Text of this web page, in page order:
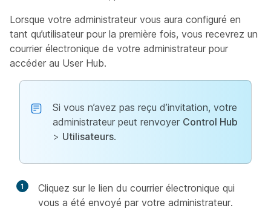
Lorsque votre administrateur vous aura configuré en
tant qu’utilisateur pour la première fois, vous recevrez un
courrier électronique de votre administrateur pour
accéder au User Hub.
Si vous n’avez pas reçu d’invitation, votre
administrateur peut renvoyer Control Hub
> Utilisateurs.
1
Cliquez sur le lien du courrier électronique qui
vous a été envoyé par votre administrateur.